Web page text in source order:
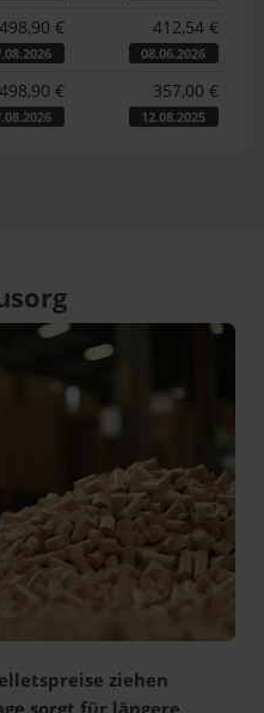
498,90 € 412,54 €
08.06.2026
498,90 € 357,00 €
12.08.2025
ziehen